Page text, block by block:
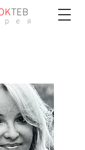
ТЕВ
р е я